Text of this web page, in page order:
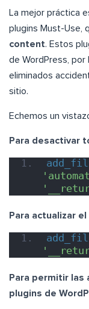
La mejor práctica
plugins Must-Use,
content. Estos
de WordPress,
eliminados
sitio.
Echemos un
Para desactivar
Para actualizar
Para permitir las
plugins de